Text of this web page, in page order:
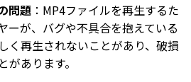
問題 ：MP4ファイルを再生するた
ーが、バグや不具合を抱えている
く再生されないことがあり、破損
があります。